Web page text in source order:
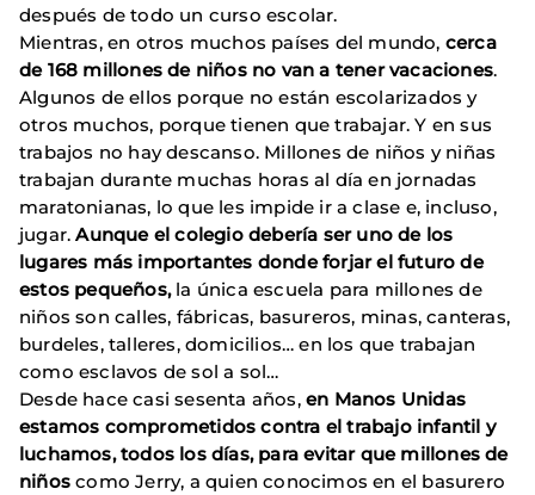
después de todo un curso escolar.
Mientras, en otros muchos países del mundo, cerca
de 168 millones de niños no van a tener vacaciones.
Algunos de ellos porque no están escolarizados y
otros muchos, porque tienen que trabajar. Y en sus
trabajos no hay descanso. Millones de niños y niñas
trabajan durante muchas horas al día en jornadas
maratonianas, lo que les impide ir a clase e, incluso,
jugar.Aunque el colegio debería ser uno de los
lugares más importantes donde forjar el futuro de
estos pequeños,la única escuela para millones de
niños son calles, fábricas, basureros, minas, canteras,
burdeles, talleres, domicilios… en los que trabajan
como esclavos de sol a sol…
Desde hace casi sesenta años,en Manos Unidas
estamos comprometidos contra el trabajo infantil y
luchamos, todos los días, para evitar que millones de
niños como Jerry, a quien conocimos en el basurero